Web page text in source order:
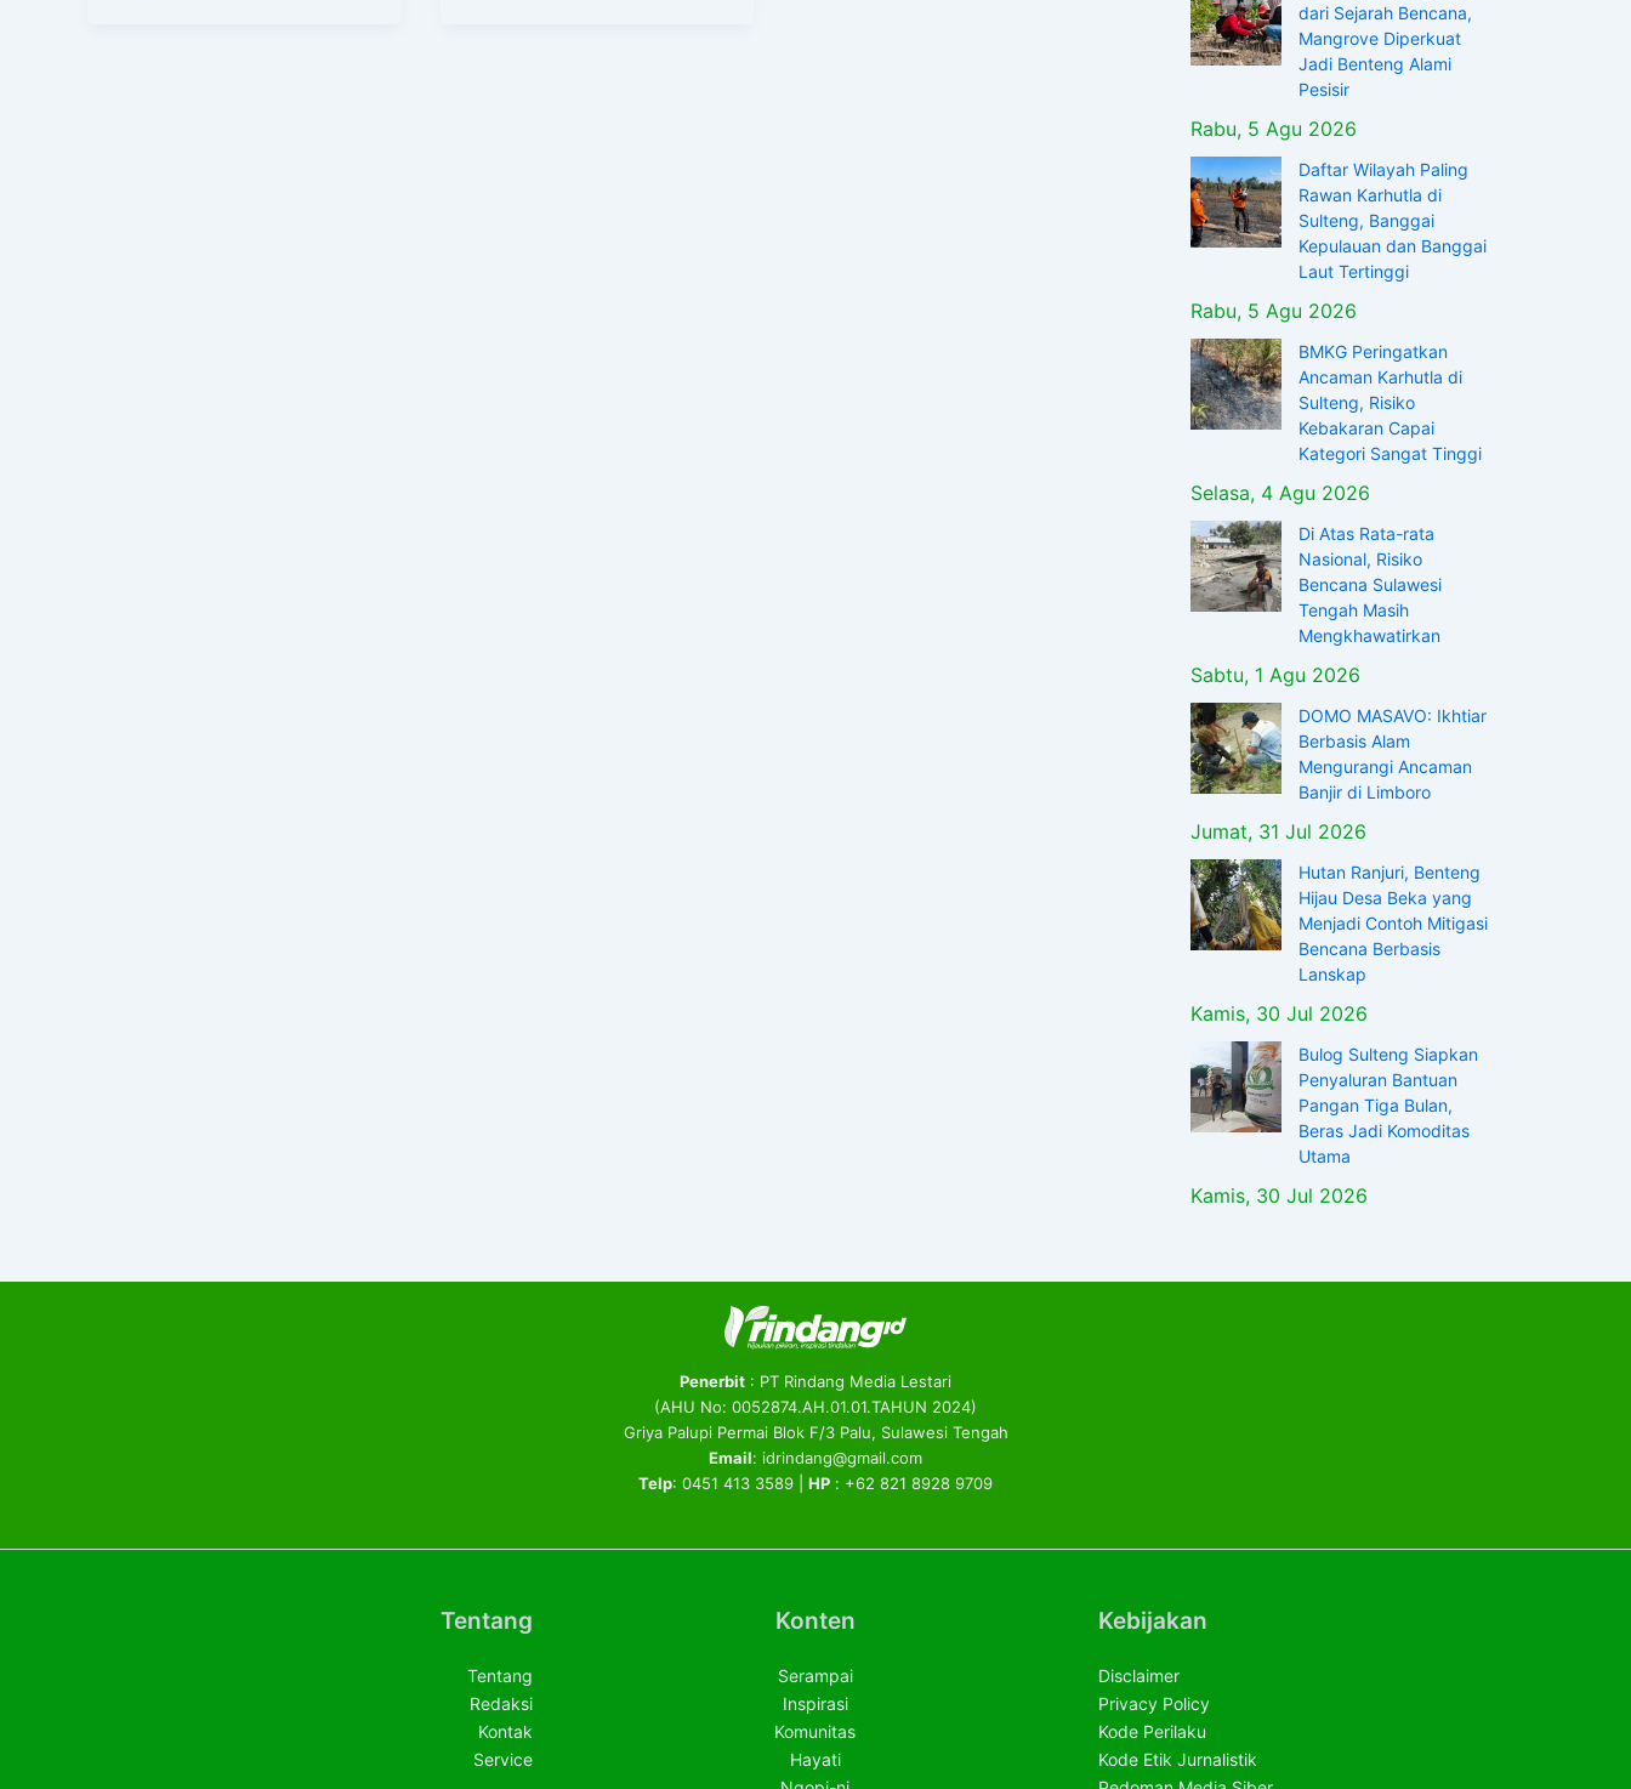
dari Sejarah Bencana,
Mangrove Diperkuat
Jadi Benteng Alami
Pesisir
Rabu, 5 Agu 2026
Daftar Wilayah Paling
Rawan Karhutla di
Sulteng, Banggai
Kepulauan dan Banggai
Laut Tertinggi
Rabu, 5 Agu 2026
BMKG Peringatkan
Ancaman Karhutla di
Sulteng, Risiko
Kebakaran Capai
Kategori Sangat Tinggi
Selasa, 4 Agu 2026
Di Atas Rata-rata
Nasional, Risiko
Bencana Sulawesi
Tengah Masih
Mengkhawatirkan
Sabtu, 1 Agu 2026
DOMO MASAVO: Ikhtiar
Berbasis Alam
Mengurangi Ancaman
Banjir di Limboro
Jumat, 31 Jul 2026
Hutan Ranjuri, Benteng
Hijau Desa Beka yang
Menjadi Contoh Mitigasi
Bencana Berbasis
Lanskap
Kamis, 30 Jul 2026
Bulog Sulteng Siapkan
Penyaluran Bantuan
Pangan Tiga Bulan,
Beras Jadi Komoditas
Utama
Kamis, 30 Jul 2026
Penerbit : PT Rindang Media Lestari
(AHU No: 0052874.AH.01.01.TAHUN 2024)
Griya Palupi Permai Blok F/3 Palu, Sulawesi Tengah
Email: idrindang@gmail.com
Telp: 0451 413 3589 | HP : +62 821 8928 9709
Tentang
Tentang
Redaksi
Kontak
Service
Konten
Serampai
Inspirasi
Komunitas
Hayati
Kebijakan
Disclaimer
Privacy Policy
Kode Perilaku
Kode Etik Jurnalistik